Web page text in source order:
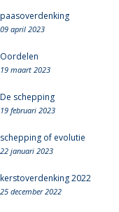
paasoverdenking
09 april 2023
Oordelen
19 maart 2023
De schepping
19 februari 2023
schepping of evolutie
22 januari 2023
kerstoverdenking 2022
25 december 2022